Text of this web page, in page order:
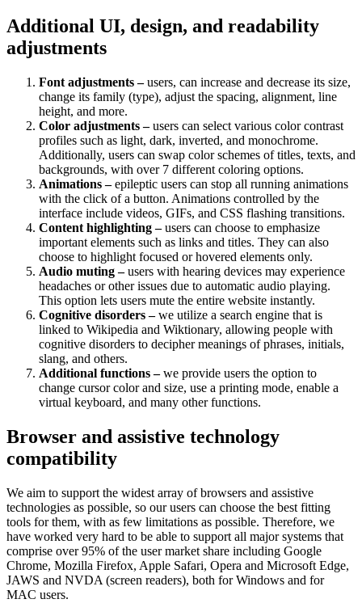
Additional UI, design, and readability
adjustments
Font adjustments –users, can increase and decrease its size,
change its family (type), adjust the spacing, alignment, line
height, and more.
Color adjustments –users can select various color contrast
profiles such as light, dark, inverted, and monochrome.
Additionally, users can swap color schemes of titles, texts, and
backgrounds, with over 7 different coloring options.
Animations –epileptic users can stop all running animations
with the click of a button. Animations controlled by the
interface include videos, GIFs, and CSS flashing transitions.
Content highlighting –users can choose to emphasize
important elements such as links and titles. They can also
choose to highlight focused or hovered elements only.
Audio muting –users with hearing devices may experience
headaches or other issues due to automatic audio playing.
This option lets users mute the entire website instantly.
Cognitive disorders –we utilize a search engine that is
linked to Wikipedia and Wiktionary, allowing people with
cognitive disorders to decipher meanings of phrases, initials,
slang, and others.
Additional functions –we provide users the option to
change cursor color and size, use a printing mode, enable a
virtual keyboard, and many other functions.
Browser and assistive technology
compatibility
We aim to support the widest array of browsers and assistive
technologies as possible, so our users can choose the best fitting
tools for them, with as few limitations as possible. Therefore, we
have worked very hard to be able to support all major systems that
comprise over 95% of the user market share including Google
Chrome, Mozilla Firefox, Apple Safari, Opera and Microsoft Edge,
JAWS and NVDA (screen readers), both for Windows and for
MAC users.